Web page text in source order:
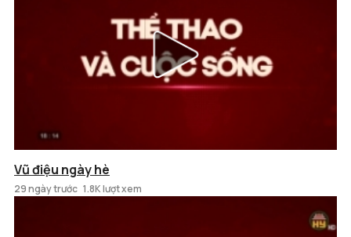
Vũ điệu ngày hè
29 ngày trước 1.8K lượt xem